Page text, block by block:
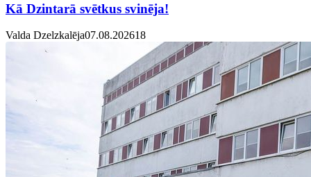
Kā Dzintarā svētkus svinēja!
Valda Dzelzkalēja07.08.202618